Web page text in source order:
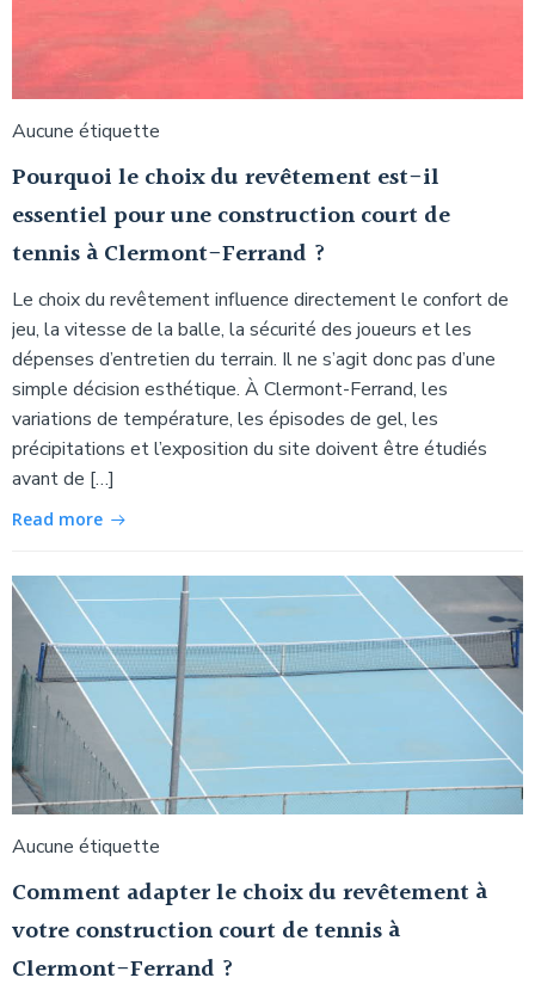
Aucune étiquette
Pourquoi le choix du revêtement est-il
essentiel pour une construction court de
tennis à Clermont-Ferrand ?
Le choix du revêtement influence directement le confort de
jeu, la vitesse de la balle, la sécurité des joueurs et les
dépenses d’entretien du terrain. Il ne s’agit donc pas d’une
simple décision esthétique. À Clermont-Ferrand, les
variations de température, les épisodes de gel, les
précipitations et l’exposition du site doivent être étudiés
avant de […]
Read more
Aucune étiquette
Comment adapter le choix du revêtement à
votre construction court de tennis à
Clermont-Ferrand ?